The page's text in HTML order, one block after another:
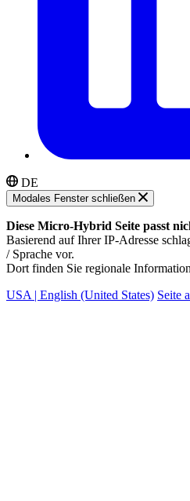
DE
Modales Fenster schließen
Diese Micro-Hybrid Seite passt
Basierend auf Ihrer IP-Adresse
/ Sprache vor.
Dort finden Sie regionale
USA | English (United States) Seite